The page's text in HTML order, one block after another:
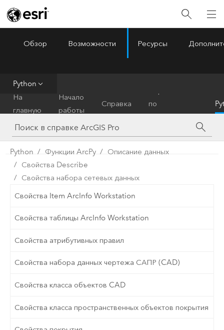
ArcGIS Pro
Обзор Возможности Ресурсы
Python
На
главную
Начало
работы
Справка
по
инструментам
Python Функции ArcPy
Описание данных
Свойства Describe
Свойства набора сетевых данных
Свойства Item ArcInfo Workstation
Свойства таблицы ArcInfo Workstation
Свойства атрибутивных правил
Свойства набора данных чертежа САПР (CAD)
Свойства класса объектов CAD
Свойства класса пространственных объектов покрытия